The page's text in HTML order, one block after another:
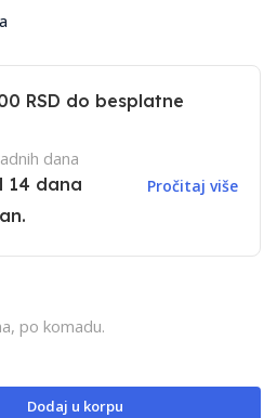
RSD do besplatne
dana
14 dana
Pročitaj više
po komadu.
Dodaj u korpu